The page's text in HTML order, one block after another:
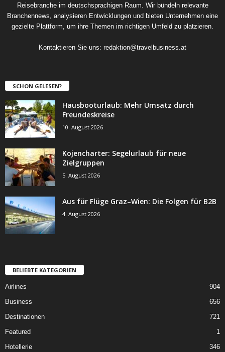
Reisebranche im deutschsprachigen Raum. Wir bündeln relevante
Branchennews, analysieren Entwicklungen und bieten Unternehmen eine
gezielte Plattform, um ihre Themen im richtigen Umfeld zu platzieren.
Kontaktieren Sie uns: redaktion@travelbusiness.at
SCHON GELESEN?
Hausbooturlaub: Mehr Umsatz durch
Freundeskreise
10. August 2026
Kojencharter: Segelurlaub für neue
Zielgruppen
5. August 2026
Aus für Flüge Graz–Wien: Die Folgen für B2B
4. August 2026
BELIEBTE KATEGORIEN
Airlines
904
Business
656
Destinationen
721
Featured
1
Hotellerie
346